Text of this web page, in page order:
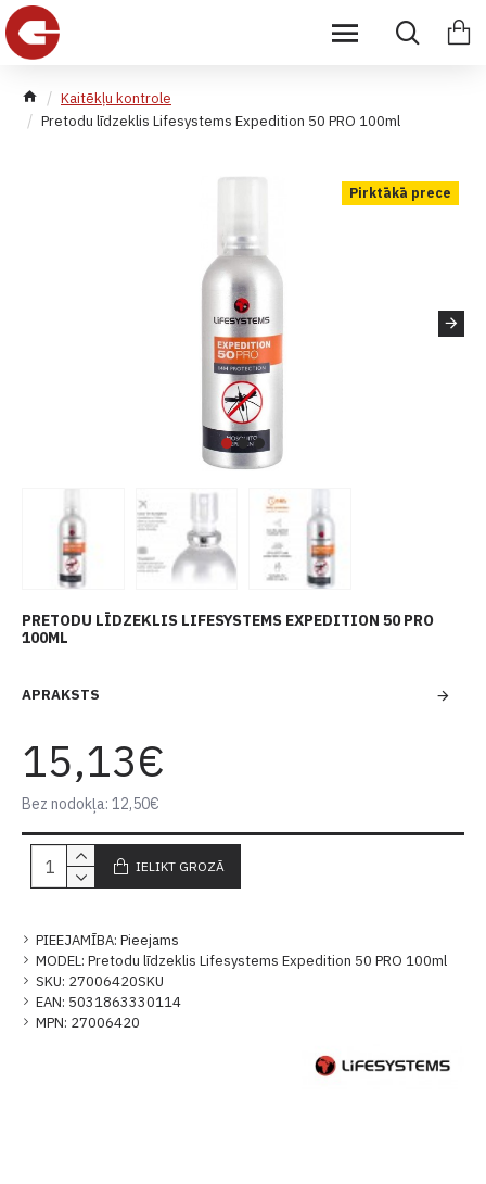
Kaitēkļu kontrole
Pretodu līdzeklis Lifesystems Expedition 50 PRO 100ml
Pirktākā prece
PRETODU LĪDZEKLIS LIFESYSTEMS EXPEDITION 50 PRO
100ML
APRAKSTS
PIEEJAMĪBA: Pieejams
MODEL: Pretodu līdzeklis Lifesystems Expedition 50 PRO 100ml
SKU: 27006420SKU
EAN: 5031863330114
MPN: 27006420
15,13€
Bez nodokļa: 12,50€
IELIKT GROZĀ